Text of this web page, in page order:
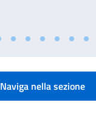
Naviga nella sezione